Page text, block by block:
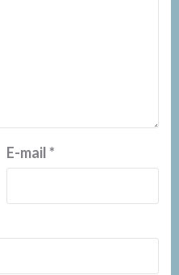
E-mail*